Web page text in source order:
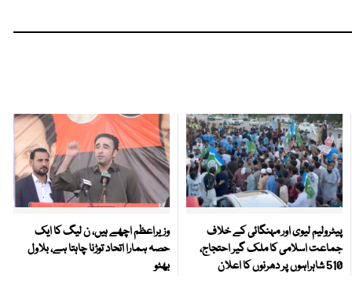
پیٹرولیم لیوی اور مہنگائی کے خلاف
جماعت اسلامی کا ملک گیر احتجاج،
510 شاہراہوں پر دھرنوں کا اعلان
وزیراعظم اچھے ہیں، ن لیگ کا ایک
حصہ ہمارا اتحاد توڑنا چاہتا ہے، بلاول
بھٹو